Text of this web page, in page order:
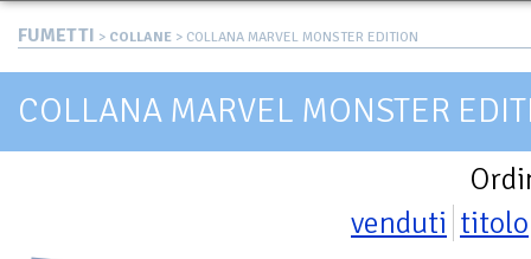
FUMETTI > COLLANE > COLLANA MARVEL MONSTER EDITION
COLLANA MARVEL MONSTER
venduti titolo